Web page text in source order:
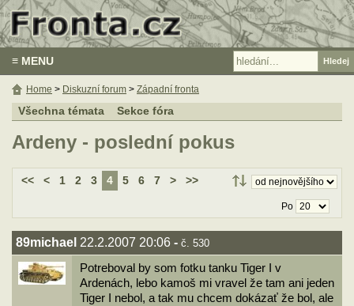
≡ MENU
Všechna témata Sekce fóra
Ardeny - poslední pokus
<< < 1 2 3 4 5 6 7 > >>
Po
89michael 22.2.2007 20:06 - č. 530
Potreboval by som fotku tanku Tiger I v
Ardenách, lebo kamoš mi vravel že tam ani jeden
Tiger I nebol, a tak mu chcem dokázať že bol, ale
Home > Diskuzní forum > Západní fronta